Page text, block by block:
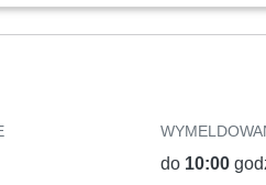
do 10:00